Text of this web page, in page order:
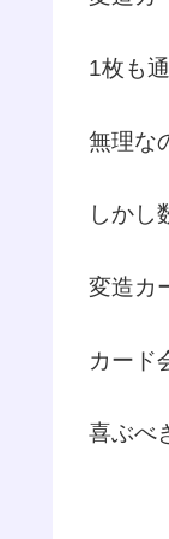
1枚も
無理な
しかし
変造カ
カード
喜ぶべ